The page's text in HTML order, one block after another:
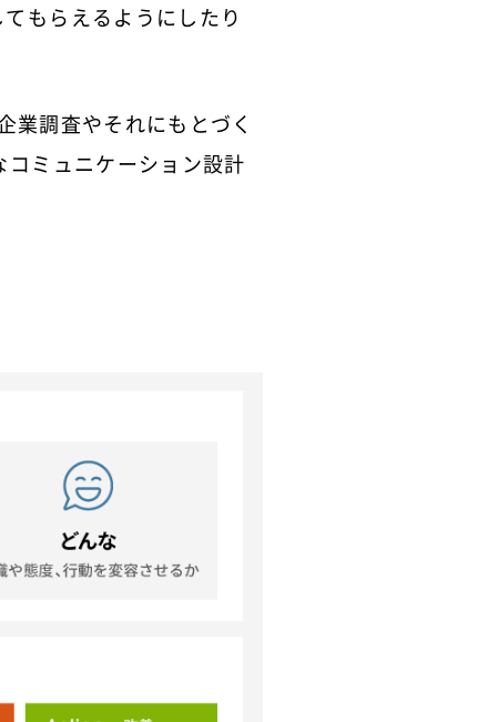
もらえるようにしたり
業調査やそれにもとづく
コミュニケーション設計